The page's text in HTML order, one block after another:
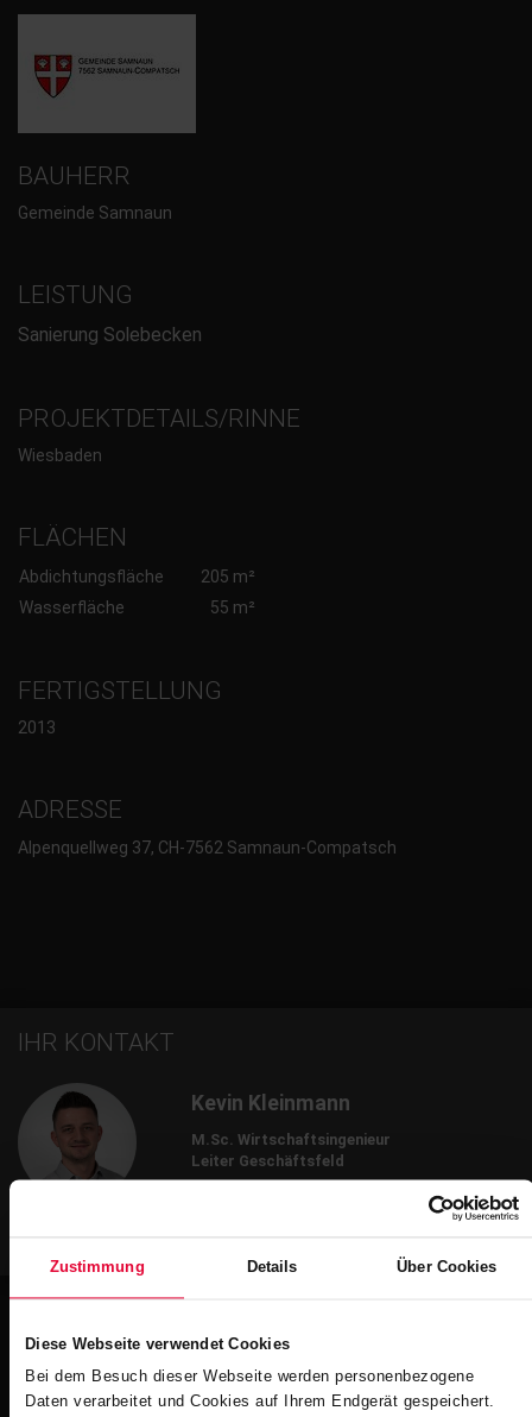
Zustimmung Details Über Cookies
Diese Webseite verwendet Cookies
Bei dem Besuch dieser Webseite werden personenbezogene
Daten verarbeitet und Cookies auf Ihrem Endgerät gespeichert.
BAUHERR
Gemeinde Samnaun
LEISTUNG
Sanierung Solebecken
PROJEKTDETAILS/RINNE
Wiesbaden
FLÄCHEN
Abdichtungsfläche
205 m²
Wasserfläche
55 m²
FERTIGSTELLUNG
2013
ADRESSE
Alpenquellweg 37, CH-7562 Samnaun-Compatsch
IHR KONTAKT
Kevin Kleinmann
M.Sc. Wirtschaftsingenieur
Leiter Geschäftsfeld
Weitere Impressionen